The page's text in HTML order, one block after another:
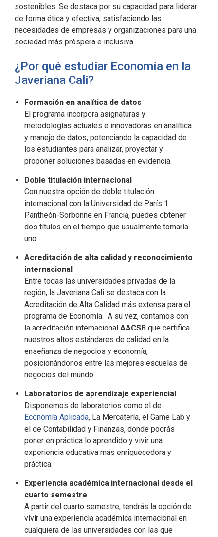
sostenibles. Se destaca por su capacidad para liderar
de forma ética y efectiva, satisfaciendo las
necesidades de empresas y organizaciones para una
sociedad más próspera e inclusiva.
¿Por qué estudiar Economía en la
Javeriana Cali?
Formación en analítica de datos
El programa incorpora asignaturas y
metodologías actuales e innovadoras en analítica
y manejo de datos, potenciando la capacidad de
los estudiantes para analizar, proyectar y
proponer soluciones basadas en evidencia.
Doble titulación internacional
Con nuestra opción de doble titulación
internacional con la Universidad de París 1
Pantheón-Sorbonne en Francia, puedes obtener
dos títulos en el tiempo que usualmente tomaría
uno.
Acreditación de alta calidad y reconocimiento
internacional
Entre todas las universidades privadas de la
región, la Javeriana Cali se destaca con la
Acreditación de Alta Calidad más extensa para el
programa de Economía. A su vez, contamos con
la acreditación internacional AACSB que certifica
nuestros altos estándares de calidad en la
enseñanza de negocios y economía,
posicionándonos entre las mejores escuelas de
negocios del mundo.
Laboratorios de aprendizaje experiencial
Disponemos de laboratorios como el de
Economía Aplicada, La Mercatería, el Game Lab y
el de Contabilidad y Finanzas, donde podrás
poner en práctica lo aprendido y vivir una
experiencia educativa más enriquecedora y
práctica.
Experiencia académica internacional desde el
cuarto semestre
A partir del cuarto semestre, tendrás la opción de
vivir una experiencia académica internacional en
cualquiera de las universidades con las que